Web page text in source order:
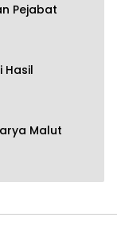
Pejabat
Hasil
Malut